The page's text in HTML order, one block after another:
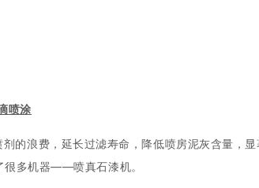
喷涂
的浪费，延长过滤寿命，降低喷房泥灰含量，
很多机器——喷真石漆机。